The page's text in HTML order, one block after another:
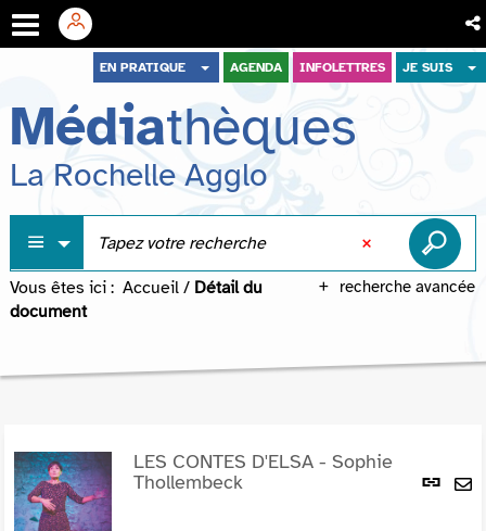
menu
contenu
recherche
EN PRATIQUE AGENDA INFOLETTRES JE SUIS
Médiathèques
La Rochelle Agglo
recherche avancée
Vous êtes ici : Accueil / Détail du
document
Lien
LES CONTES D'ELSA - Sophie
Thollembeck